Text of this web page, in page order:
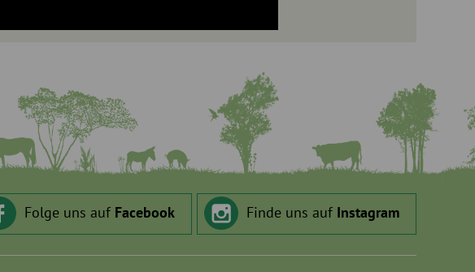
Folge uns auf Facebook Finde uns auf Instagram